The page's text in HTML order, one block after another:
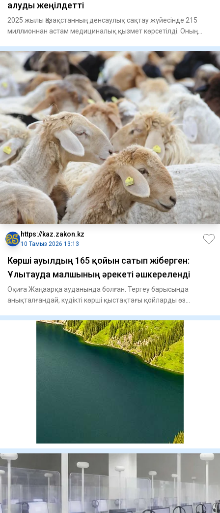
алуды жеңілдетті
2025 жылы Қазақстанның денсаулық сақтау жүйесінде 215
миллионнан астам медициналық қызмет көрсетілді. Оның
https://kaz.zakon.kz
10 Тамыз 2026 13:13
Көрші ауылдың 165 қойын сатып жіберген:
Ұлытауда малшының әрекеті әшкереленді
Оқиға Жаңаарқа ауданында болған. Тергеу барысында
анықталғандай, күдікті көрші қыстақтағы қойларды өз